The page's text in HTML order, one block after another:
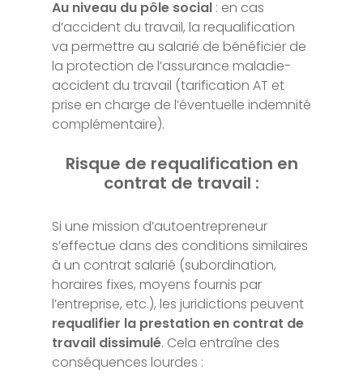
Au niveau du pôle social : en cas
d’accident du travail, la requalification
va permettre au salarié de bénéficier de
la protection de l’assurance maladie-
accident du travail (tarification AT et
prise en charge de l’éventuelle indemnité
complémentaire).
Risque de requalification en
contrat de travail :
Si une mission d’autoentrepreneur
s’effectue dans des conditions similaires
à un contrat salarié (subordination,
horaires fixes, moyens fournis par
l’entreprise, etc.), les juridictions peuvent
requalifier la prestation en contrat de
travail dissimulé. Cela entraîne des
conséquences lourdes :